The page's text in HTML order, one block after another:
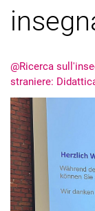
@Ricerca
straniere: